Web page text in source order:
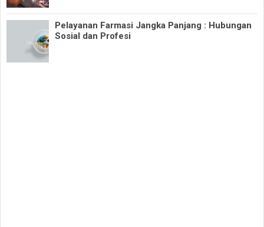
Pelayanan Farmasi Jangka Panjang : Hubungan
Sosial dan Profesi